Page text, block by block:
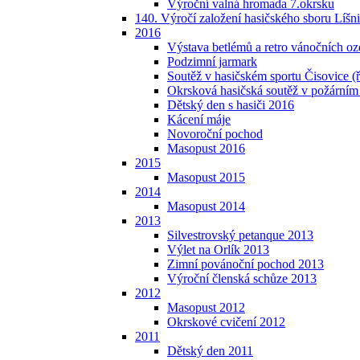
Výroční valná hromada 7.okrsku
140. Výročí založení hasičského sboru
2016
Výstava betlémů a retro vánočních
Podzimní jarmark
Soutěž v hasičském sportu Čisovice
Okrsková hasičská soutěž v
Dětský den s hasiči 2016
Kácení máje
Novoroční pochod
Masopust 2016
2015
Masopust 2015
2014
Masopust 2014
2013
Silvestrovský petanque 2013
Výlet na Orlík 2013
Zimní povánoční pochod 2013
Výroční členská schůze 2013
2012
Masopust 2012
Okrskové cvičení 2012
2011
Dětský den 2011